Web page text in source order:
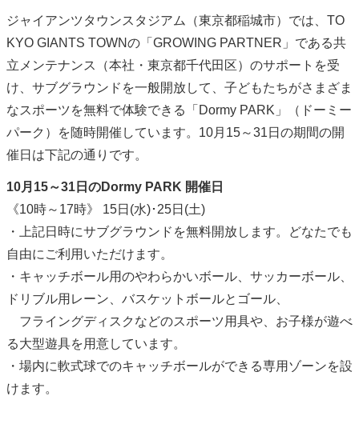
ジャイアンツタウンスタジアム（東京都稲城市）では、TO
KYO GIANTS TOWNの「GROWING PARTNER」である共
立メンテナンス（本社・東京都千代田区）のサポートを受
け、サブグラウンドを一般開放して、子どもたちがさまざま
なスポーツを無料で体験できる「Dormy PARK」（ドーミー
パーク）を随時開催しています。10月15～31日の期間の開
催日は下記の通りです。
10月15～31日のDormy PARK 開催日
《10時～17時》 15日(水)･25日(土)
・上記日時にサブグラウンドを無料開放します。どなたでも
自由にご利用いただけます。
・キャッチボール用のやわらかいボール、サッカーボール、
ドリブル用レーン、バスケットボールとゴール、
フライングディスクなどのスポーツ用具や、お子様が遊べ
る大型遊具を用意しています。
・場内に軟式球でのキャッチボールができる専用ゾーンを設
けます。